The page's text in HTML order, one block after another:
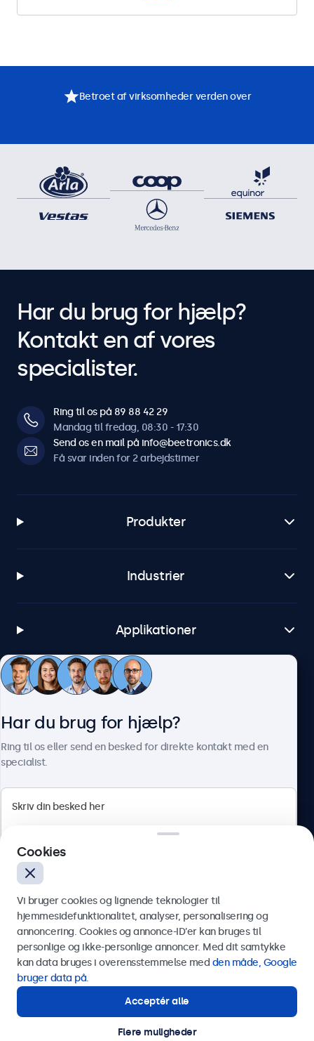
Betroet af virksomheder verden over
Har du brug for hjælp?
Kontakt en af vores
specialister.
Ring til os på 89 88 42 29
Mandag til fredag, 08:30 - 17:30
Send os en mail på info@beetronics.dk
Få svar inden for 2 arbejdstimer
Produkter
Industrier
Applikationer
Kundeservice
Herstedøstervej 27-29, unit A, 2620 Albertslund, Danmark
Dansk
© 2026 Beetronics
Har du brug for hjælp?
Ring til os eller send en besked for direkte kontakt med en
specialist.
Send
Eller ring til os på
Kontakt vores specialister.
Cookies
Vi bruger cookies og lignende teknologier til
hjemmesidefunktionalitet, analyser, personalisering og
annoncering. Cookies og annonce-ID’er kan bruges til
personlige og ikke-personlige annoncer. Med dit samtykke
kan data bruges i overensstemmelse med den måde, Google
bruger data på.
Acceptér alle
Flere muligheder